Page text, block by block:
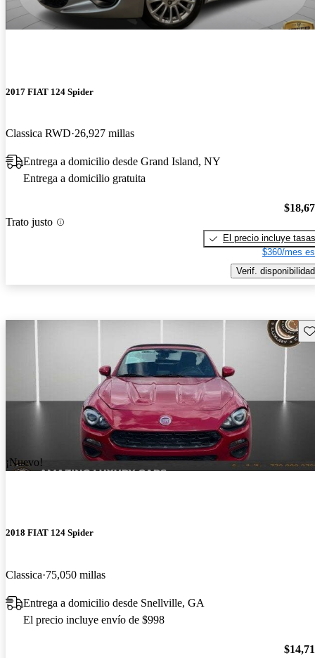
2017 FIAT 124 Spider
Classica RWD 26,927 millas
Entrega a domicilio desde Grand Island, NY
Entrega a domicilio gratuita
Trato justo
El precio incluye tasas
$360/mes
Verif. disponibilidad
¡Nuevo!
2018 FIAT 124 Spider
Classica 75,050 millas
Entrega a domicilio desde Snellville, GA
El precio incluye envío de $998